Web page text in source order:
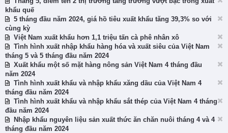
khẩu quế
5 tháng đầu năm 2024, giá hồ tiêu xuất khẩu tăng 39,3% so với
cùng kỳ
Việt Nam xuất khẩu hơn 1,1 triệu tấn cà phê nhân xô
Tình hình xuất nhập khẩu hàng hóa và xuất siêu của Việt Nam
tháng 5 và 5 tháng đầu năm 2024
Xuất khẩu một số mặt hàng nông sản Việt Nam 4 tháng đầu
năm 2024
Tình hình xuất khẩu và nhập khẩu xăng dầu của Việt Nam 4
tháng đầu năm 2024
Tình hình xuất khẩu và nhập khẩu sắt thép của Việt Nam 4 tháng
đầu năm 2024
Nhập khẩu nguyên liệu sản xuất thức ăn chăn nuôi tháng 4 và 4
tháng đầu năm 2024